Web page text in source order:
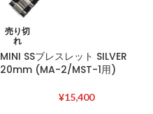
売り切
れ
MINI SSブレスレット SILVER
20mm (MA-2/MST-1用)
¥15,400